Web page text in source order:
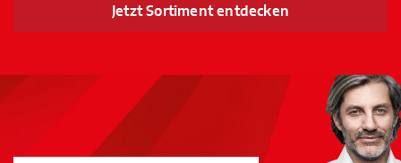
Jetzt Sortiment entdecken